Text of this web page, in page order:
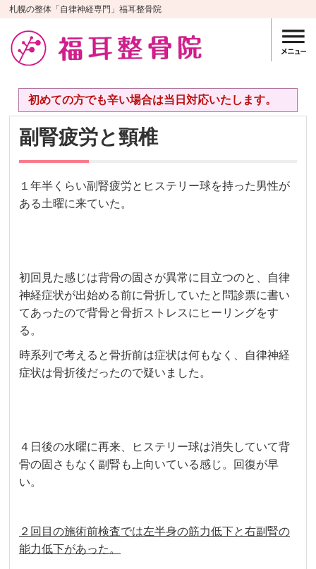
札幌の整体「自律神経専門」福耳整骨院
初めての方でも辛い場合は当日対応いたします。
副腎疲労と頸椎
１年半くらい副腎疲労とヒステリー球を持った男性が
ある土曜に来ていた。
初回見た感じは背骨の固さが異常に目立つのと、自律
神経症状が出始める前に骨折していたと問診票に書い
てあったので背骨と骨折ストレスにヒーリングをす
る。
時系列で考えると骨折前は症状は何もなく、自律神経
症状は骨折後だったので疑いました。
４日後の水曜に再来、ヒステリー球は消失していて背
骨の固さもなく副腎も上向いている感じ。回復が早
い。
２回目の施術前検査では左半身の筋力低下と右副腎の
能力低下があった。